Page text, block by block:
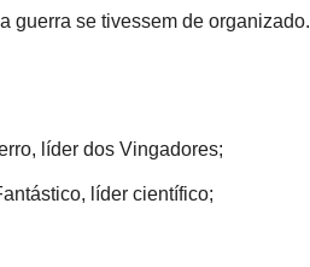
guerra se tivessem de organizado.
líder dos Vingadores;
líder científico;